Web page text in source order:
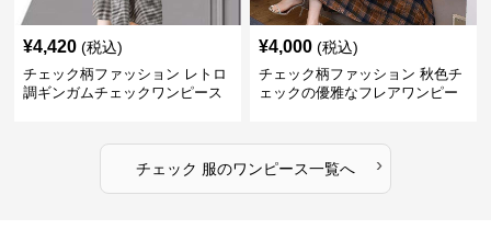
¥4,420 (税込)
チェック柄ファッション レトロ
調ギンガムチェックワンピース
¥4,000 (税込)
チェック柄ファッション 秋色チ
ェックの優雅なフレアワンピー
チェック 服のワンピース一覧へ ›